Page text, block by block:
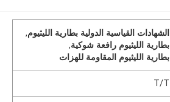
الشهادات القياسية الدولية بطارية الليثيوم,
بطارية الليثيوم رافعة شوكية,
بطارية الليثيوم المقاومة للهزات
T/T